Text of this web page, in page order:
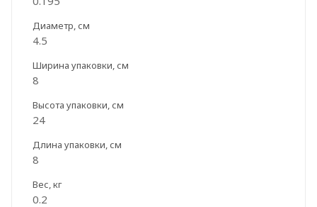
Диаметр, см
4.5
Ширина упаковки, см
8
Высота упаковки, см
24
Длина упаковки, см
8
Вес, кг
0.2